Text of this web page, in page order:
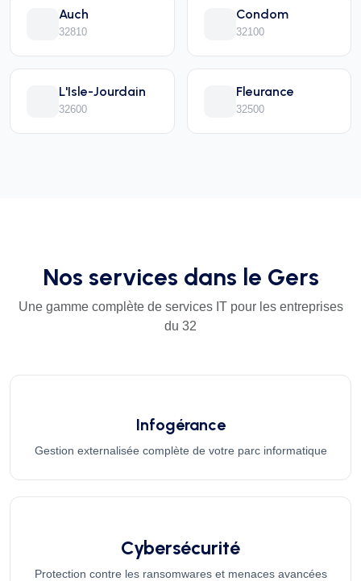
Auch
32810
Condom
32100
L'Isle-Jourdain
32600
Fleurance
32500
Nos services dans le Gers
Une gamme complète de services IT pour les entreprises
du 32
Infogérance
Gestion externalisée complète de votre parc informatique
Cybersécurité
Protection contre les ransomwares et menaces avancées